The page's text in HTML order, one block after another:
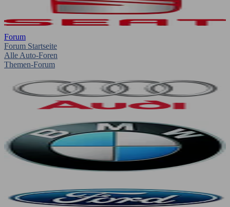
Forum
Forum Startseite
Alle Auto-Foren
Themen-Forum